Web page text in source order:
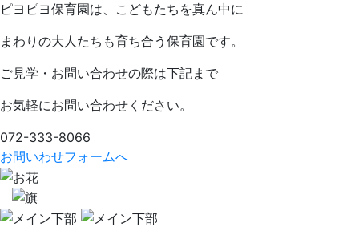
ピヨピヨ保育園は、こどもたちを真ん中に
まわりの大人たちも育ち合う保育園です。
ご見学・お問い合わせの際は下記まで
お気軽にお問い合わせください。
072-333-8066
お問いわせフォームへ